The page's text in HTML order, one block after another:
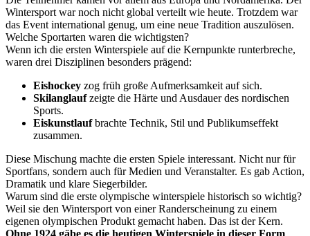
Wintersport war noch nicht global verteilt wie heute. Trotzdem war
das Event international genug, um eine neue Tradition auszulösen.
Welche Sportarten waren die wichtigsten?
Wenn ich die ersten Winterspiele auf die Kernpunkte runterbreche,
waren drei Disziplinen besonders prägend:
Eishockey zog früh große Aufmerksamkeit auf sich.
Skilanglaufzeigte die Härte und Ausdauer des nordischen
Sports.
Eiskunstlaufbrachte Technik, Stil und Publikumseffekt
zusammen.
Diese Mischung machte die ersten Spiele interessant. Nicht nur für
Sportfans, sondern auch für Medien und Veranstalter. Es gab Action,
Dramatik und klare Siegerbilder.
Warum sind die erste olympische winterspiele historisch so wichtig?
Weil sie den Wintersport von einer Randerscheinung zu einem
eigenen olympischen Produkt gemacht haben. Das ist der Kern.
Ohne 1924 gäbe es die heutigen Winterspiele in dieser Form